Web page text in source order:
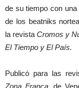
de su tiempo con
de los beatniks
la revista Cromos y
El Tiempo y El País.
Publicó para las
Zona Franca, de